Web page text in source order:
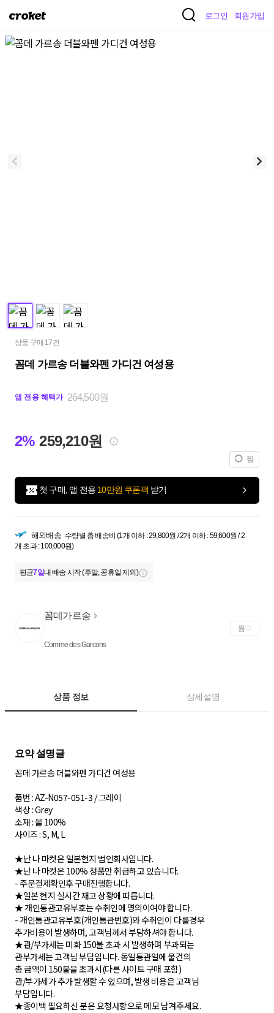
크
켓
로그인 회원가입
상품 구매 17건
꼼데 가르송 더블와펜 가디건 여성용
앱 전용 혜택가 264,500원
2% 259,210원
찜
첫 구매, 앱 전용 10만원 쿠폰팩 받기
해외배송 수량별 총 배송비 (1개 이하 : 29,800원 / 2개 이하 : 59,600원 / 2
개 초과 : 100,000원)
평균7일내 배송 시작 (주말, 공휴일 제외)
꼼데가르송
Comme des Garcons
찜
상품 정보 상세설명
요약 설명글
꼼데 가르송 더블와펜 가디건 여성용
품번 : AZ-N057-051-3 / 그레이
색상 : Grey
소재 : 울 100%
사이즈 : S, M, L
★난 나 마켓은 일본현지 법인회사입니다.
★난 나 마켓은 100% 정품만 취급하고 있습니다.
- 주문결제확인후 구매진행합니다.
★일본 현지 실시간 재고 상황에 따릅니다.
★ 개인통관고유부호는 수취인에 명의이여야 합니다.
- 개인통관고유부호(개인통관번호)와 수취인이 다를경우
추가비용이 발생하며, 고객님께서 부담하셔야 합니다.
★관/부가세는 미화 150불 초과 시 발생하며 부과되는
관부가세는 고객님 부담입니다. 동일통관일에 물건의
총 금액이 150불을 초과시(다른 사이트 구매 포함)
관/부가세가 추가 발생할 수 있으며, 발생 비용은 고객님
부담입니다.
★종이백 필요하신 분은 요청사항으로 메모 남겨주세요.